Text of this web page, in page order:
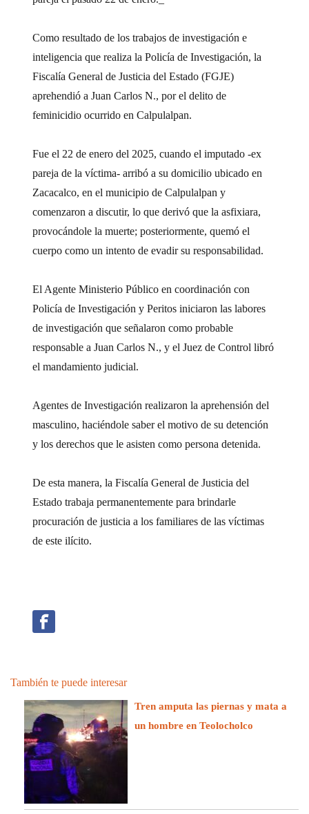
Como resultado de los trabajos de investigación e
inteligencia que realiza la Policía de Investigación, la
Fiscalía General de Justicia del Estado (FGJE)
aprehendió a Juan Carlos N., por el delito de
feminicidio ocurrido en Calpulalpan.
Fue el 22 de enero del 2025, cuando el imputado -ex
pareja de la víctima- arribó a su domicilio ubicado en
Zacacalco, en el municipio de Calpulalpan y
comenzaron a discutir, lo que derivó que la asfixiara,
provocándole la muerte; posteriormente, quemó el
cuerpo como un intento de evadir su responsabilidad.
El Agente Ministerio Público en coordinación con
Policía de Investigación y Peritos iniciaron las labores
de investigación que señalaron como probable
responsable a Juan Carlos N., y el Juez de Control libró
el mandamiento judicial.
Agentes de Investigación realizaron la aprehensión del
masculino, haciéndole saber el motivo de su detención
y los derechos que le asisten como persona detenida.
De esta manera, la Fiscalía General de Justicia del
Estado trabaja permanentemente para brindarle
procuración de justicia a los familiares de las víctimas
de este ilícito.
También te puede interesar
Tren amputa las piernas y mata a
un hombre en Teolocholco